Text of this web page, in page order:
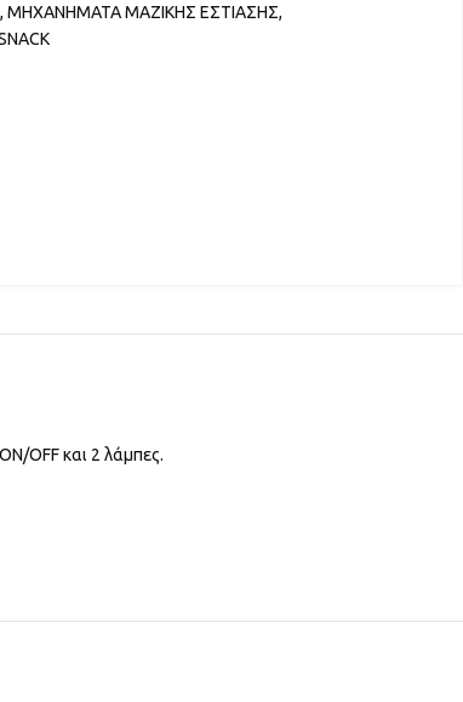
, ΜΗΧΑΝΗΜΑΤΑ ΜΑΖΙΚΗΣ ΕΣΤΙΑΣΗΣ,
OFF και 2 λάμπες.